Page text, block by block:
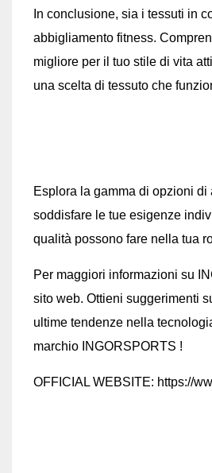
In conclusione, sia i tessuti in
abbigliamento fitness.
migliore per il tuo stile di vita
una scelta di tessuto che
Esplora la gamma di opzioni
soddisfare le tue esigenze
qualità possono fare nella tua
Per maggiori informazioni su
sito web. Ottieni suggerimenti
ultime tendenze nella
marchio INGORSPORTS !
OFFICIAL WEBSITE: https://